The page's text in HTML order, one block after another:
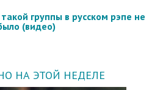
группы в русском рэпе не
(видео)
НА ЭТОЙ НЕДЕЛЕ